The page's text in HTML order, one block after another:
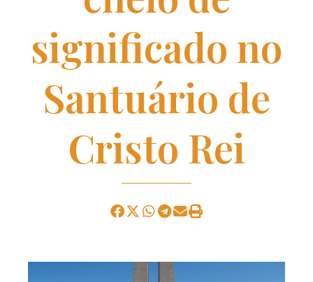
significado no
Santuário de
Cristo Rei